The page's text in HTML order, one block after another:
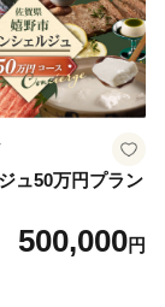
お届けにつ
情報】に記載
、お礼の特産
除く)
ュ50万円プラン
500,000円